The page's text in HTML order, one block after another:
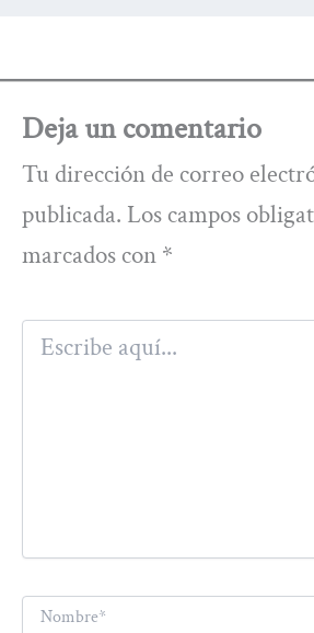
Deja un comentario
Tu dirección de correo
publicada. Los campos
marcados con *
Escribe
aquí...
Nombre*